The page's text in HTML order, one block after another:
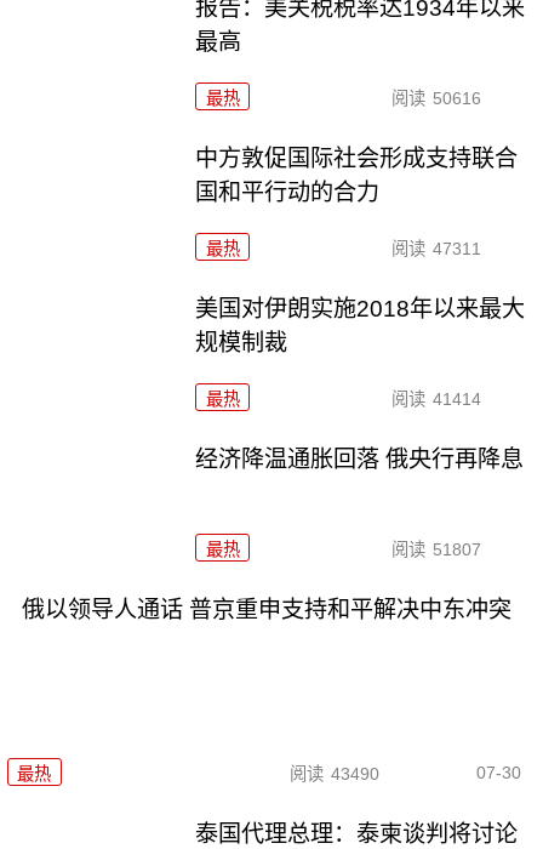
报告：美关税税率达1934年以来
最高
最热 阅读 50616
中方敦促国际社会形成支持联合
国和平行动的合力
最热 阅读 47311
美国对伊朗实施2018年以来最大
规模制裁
最热 阅读 41414
经济降温通胀回落 俄央行再降息
最热 阅读 51807
俄以领导人通话 普京重申支持和平解决中东冲突
最热 阅读 43490 07-30
泰国代理总理：泰柬谈判将讨论